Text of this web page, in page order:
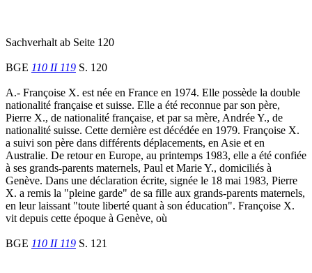
Sachverhalt ab Seite 120
BGE 110 II 119 S. 120
A.- Françoise X. est née en France en 1974. Elle possède la double
nationalité française et suisse. Elle a été reconnue par son père,
Pierre X., de nationalité française, et par sa mère, Andrée Y., de
nationalité suisse. Cette dernière est décédée en 1979. Françoise X.
a suivi son père dans différents déplacements, en Asie et en
Australie. De retour en Europe, au printemps 1983, elle a été confiée
à ses grands-parents maternels, Paul et Marie Y., domiciliés à
Genève. Dans une déclaration écrite, signée le 18 mai 1983, Pierre
X. a remis la "pleine garde" de sa fille aux grands-parents maternels,
en leur laissant "toute liberté quant à son éducation". Françoise X.
vit depuis cette époque à Genève, où
BGE 110 II 119 S. 121